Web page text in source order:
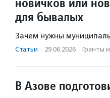
для бывалых
Зачем нужны
Статьи · 29.06.2026 · Гранты
В Азове